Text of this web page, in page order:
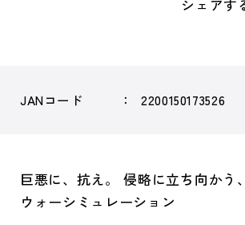
シェアす
JANコード 2200150173526
巨悪に、抗え。 侵略に立ち向かう
ウォーシミュレーション